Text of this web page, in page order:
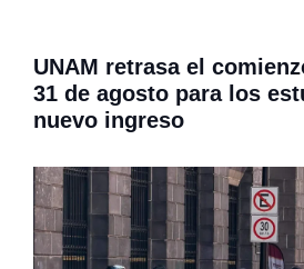
UNAM retrasa el
31 de agosto para los
nuevo ingreso